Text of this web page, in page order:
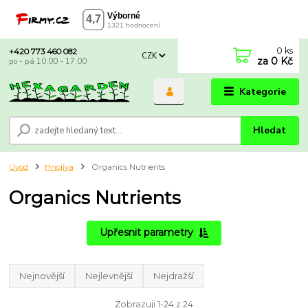
Kategorie
CZK
Hledat
+420 773 460 082
po - pá 10:00 - 17:00
0 ks
za 0 Kč
Úvod Hnojiva Organics Nutrients
Organics Nutrients
Upřesnit parametry
Nejnovější Nejlevnější Nejdražší
Zobrazuji 1-24 z 24